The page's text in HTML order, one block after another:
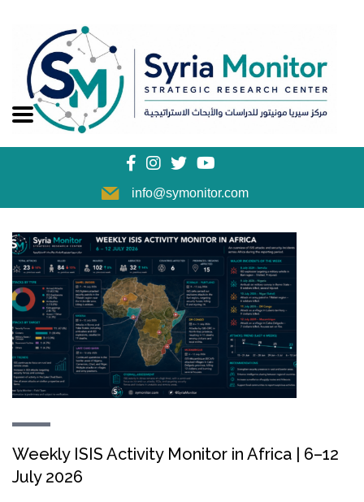
info@symonitor.com
Weekly ISIS Activity Monitor in Africa | 6–12
July 2026